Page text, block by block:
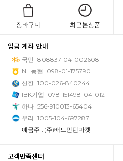
장바구니 최근본상품
입금 계좌 안내
국민 808837-04-002608
NH농협
098-01-175790
신한 100-026-840244
IBK기업
078-151498-04-012
하나 556-910013-65404
우리 1005-104-697287
예금주 : (주)배드민턴마켓
고객만족센터